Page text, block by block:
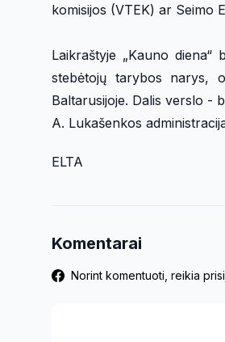
komisijos (VTEK) ar Seimo
Laikraštyje „Kauno
stebėtojų tarybos narys,
Baltarusijoje. Dalis verslo -
A. Lukašenkos
ELTA
Komentarai
Norint komentuoti, reikia